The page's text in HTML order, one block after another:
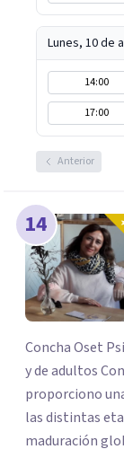
Lunes, 10 de
14:00
17:00
Anterior
14
Concha Oset
y de adultos Con la terapia infantil y de adolescentes
proporciono una ayuda para abordar
las distintas
maduración global del niño,